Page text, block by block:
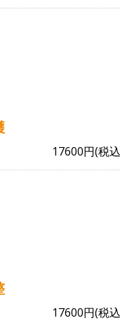
17600円(税
17600円(税